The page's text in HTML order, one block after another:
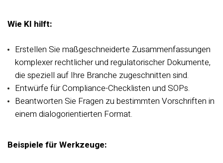
Wie KI hilft:
Erstellen Sie maßgeschneiderte Zusammenfassungen
komplexer rechtlicher und regulatorischer Dokumente,
die speziell auf Ihre Branche zugeschnitten sind.
Entwürfe für Compliance-Checklisten und SOPs.
Beantworten Sie Fragen zu bestimmten Vorschriften in
einem dialogorientierten Format.
Beispiele für Werkzeuge: